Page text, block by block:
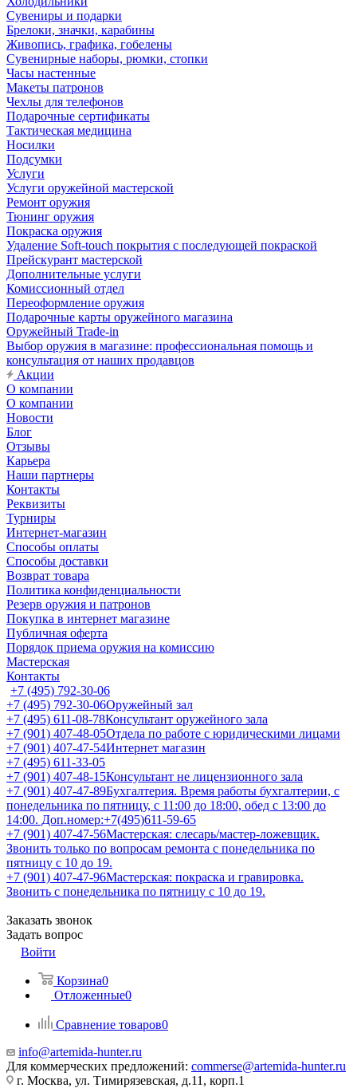
Сувениры и подарки
Брелоки, значки, карабины
Живопись, графика, гобелены
Сувенирные наборы, рюмки, стопки
Часы настенные
Макеты патронов
Чехлы для телефонов
Подарочные сертификаты
Тактическая медицина
Носилки
Подсумки
Услуги
Услуги оружейной мастерской
Ремонт оружия
Тюнинг оружия
Покраска оружия
Удаление Soft-touch покрытия с последующей покраской
Прейскурант мастерской
Дополнительные услуги
Комиссионный отдел
Переоформление оружия
Подарочные карты оружейного магазина
Оружейный Trade-in
Выбор оружия в магазине: профессиональная помощь и
консультация от наших продавцов
Акции
О компании
О компании
Новости
Блог
Отзывы
Карьера
Наши партнеры
Контакты
Реквизиты
Турниры
Интернет-магазин
Способы оплаты
Способы доставки
Возврат товара
Политика конфиденциальности
Резерв оружия и патронов
Покупка в интернет магазине
Публичная оферта
Порядок приема оружия на комиссию
Мастерская
Контакты
+7 (495) 792-30-06
+7 (495) 792-30-06Оружейный зал
+7 (495) 611-08-78Консультант оружейного зала
+7 (901) 407-48-05Отдела по работе с юридическими лицами
+7 (901) 407-47-54Интернет магазин
+7 (495) 611-33-05
+7 (901) 407-48-15Консультант не лицензионного зала
+7 (901) 407-47-89Бухгалтерия. Время работы бухгалтерии, с
понедельника по пятницу, с 11:00 до 18:00, обед с 13:00 до
14:00. Доп.номер:+7(495)611-59-65
+7 (901) 407-47-56Мастерская: слесарь/мастер-ложевщик.
Звонить только по вопросам ремонта с понедельника по
пятницу с 10 до 19.
+7 (901) 407-47-96Мастерская: покраска и гравировка.
Звонить с понедельника по пятницу с 10 до 19.
Заказать звонок
Задать вопрос
Войти
Корзина0
Отложенные0
Сравнение товаров0
info@artemida-hunter.ru
Для коммерческих предложений: commerse@artemida-hunter.ru
г. Москва, ул. Тимирязевская, д.11, корп.1